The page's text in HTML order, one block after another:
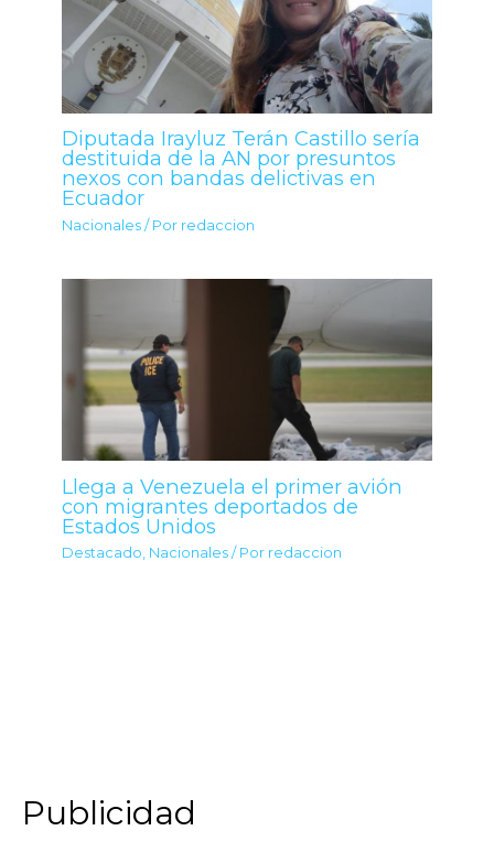
Diputada Irayluz Terán Castillo sería
destituida de la AN por presuntos
nexos con bandas delictivas en
Ecuador
Nacionales / Por redaccion
Llega a Venezuela el primer avión
con migrantes deportados de
Estados Unidos
Destacado Nacionales / Por redaccion
Publicidad